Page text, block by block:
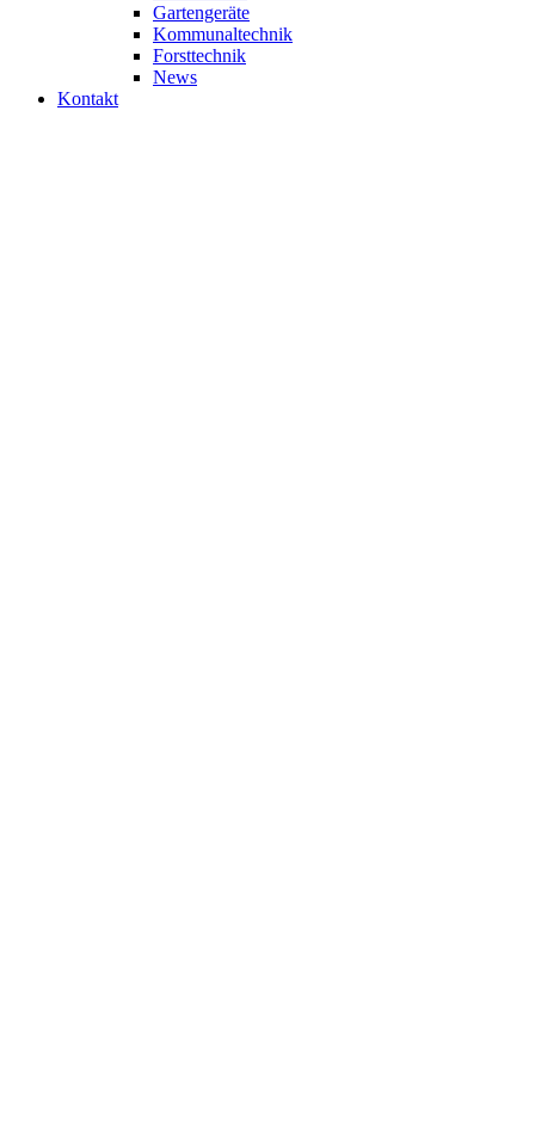
Gartengeräte
Kom­mu­nal­tech­nik
Forsttechnik
News
Kontakt